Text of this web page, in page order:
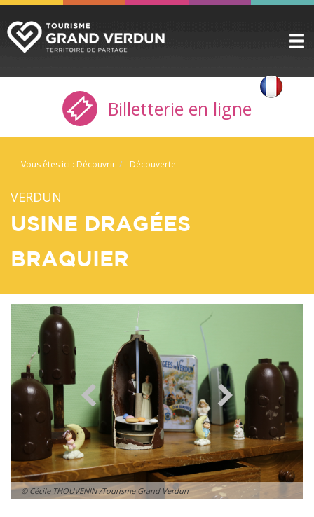
DÉCOUVRIR
A VOIR / A FAIRE
INFOS PRATIQUES
SERVICE GROUPES
ESPACE PRO
CITADELLE
BILLETTERIE
Billetterie en ligne
Vous êtes ici : Découvrir Découverte
VERDUN
USINE DRAGÉES
BRAQUIER
© Cécile THOUVENIN /Tourisme Grand Verdun